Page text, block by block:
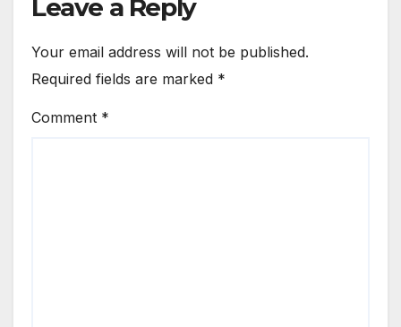
Leave a Reply
Your email address will not be published.
Required fields are marked *
Comment *